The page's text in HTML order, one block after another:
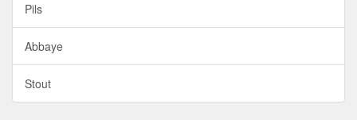
Pils
Abbaye
Stout